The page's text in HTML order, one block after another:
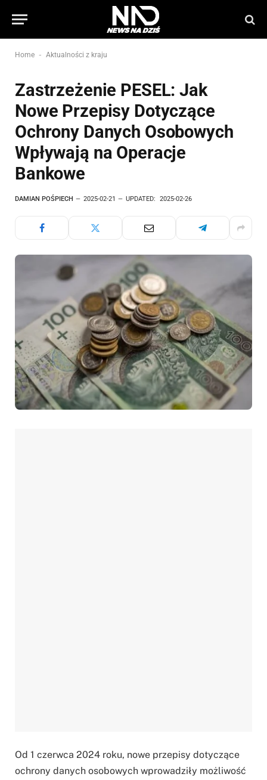
Home - Aktualności z kraju
Zastrzeżenie PESEL: Jak
Nowe Przepisy Dotyczące
Ochrony Danych Osobowych
Wpływają na Operacje
Bankowe
DAMIAN POŚPIECH 2025-02-21 UPDATED: 2025-02-26
Od 1 czerwca 2024 roku, nowe przepisy dotyczące
ochrony danych osobowych wprowadziły możliwość